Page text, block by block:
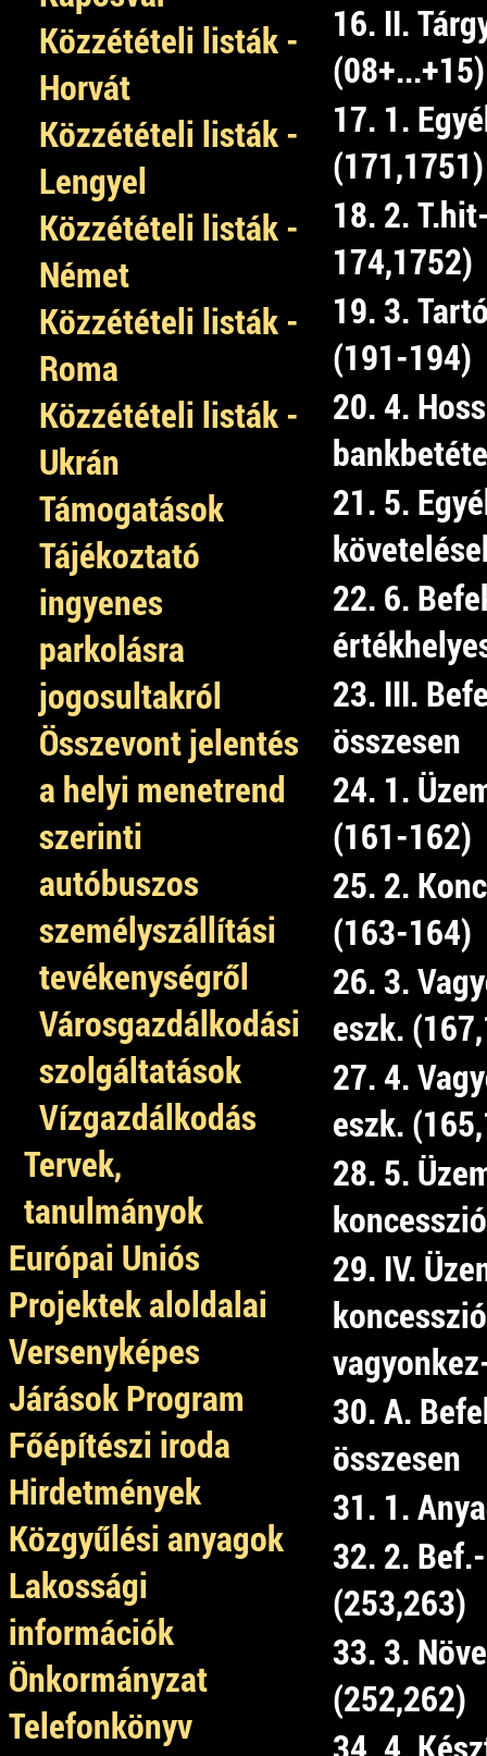
Közzétételi listák -
Horvát
Közzétételi listák -
Lengyel
Közzétételi listák -
Német
Közzétételi listák -
Roma
Közzétételi listák -
Ukrán
Támogatások
Tájékoztató
ingyenes
parkolásra
jogosultakról
Összevont jelentés
a helyi menetrend
szerinti
autóbuszos
személyszállítási
tevékenységről
Városgazdálkodási
szolgáltatások
Vízgazdálkodás
Tervek,
tanulmányok
Európai Uniós
Projektek aloldalai
Versenyképes
Járások Program
Főépítészi iroda
Hirdetmények
Közgyűlési anyagok
Lakossági
információk
Önkormányzat
Telefonkönyv
16. II.
(08+...+15)
17. 1.
(171,1751)
18. 2.
174,1752)
19. 3.
(191-194)
20. 4.
21. 5.
22. 6.
23. III.
összesen
24. 1.
(161-162)
25. 2.
(163-164)
26. 3.
eszk.
27. 4.
eszk.
28. 5.
29. IV.
30. A.
összesen
31. 1.
32. 2.
(253,263)
33. 3.
(252,262)